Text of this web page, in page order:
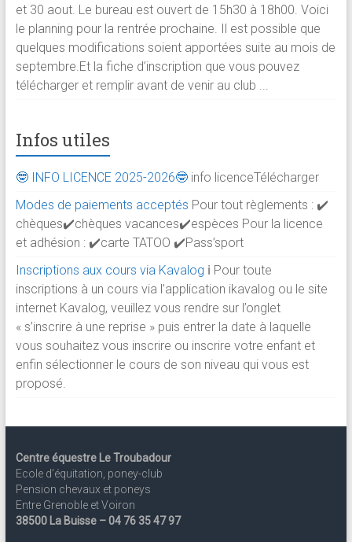
et 30 aout. Le bureau est ouvert de 15h30 à 18h00. Voici
le planning pour la rentrée prochaine. Il est possible que
quelques modifications soient apportées suite au mois de
septembre.Et la fiche d’inscription que vous pouvez
télécharger et remplir avant de venir au club ...
Infos utiles
🤓 INFO LICENCE 2025-2026🤓info licenceTélécharger
Modes de paiements acceptés Pour tout règlements : ✔️
chèques✔️chèques vacances✔️espèces Pour la licence
et adhésion : ✔️carte TATOO ✔️Pass’sport
Inscriptions aux cours via Kavalog ℹ️ Pour toute
inscriptions à un cours via l’application ikavalog ou le site
internet Kavalog, veuillez vous rendre sur l’onglet
« s’inscrire à une reprise » puis entrer la date à laquelle
vous souhaitez vous inscrire ou inscrire votre enfant et
enfin sélectionner le cours de son niveau qui vous est
proposé.
Centre équestre Le Troubadour
Ecole d’équitation, poney-club
Pension chevaux et poneys
Entre Grenoble et Voiron
38500 La Buisse – 04 76 35 47 97